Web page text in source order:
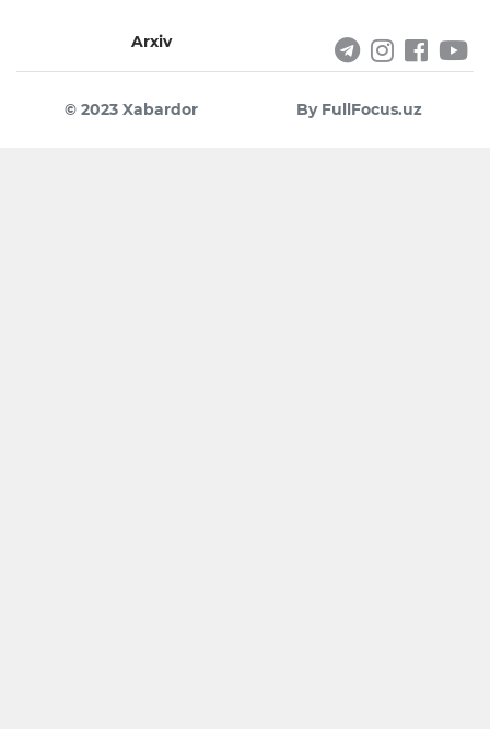
Arxiv
© 2023 Xabardor By FullFocus.uz